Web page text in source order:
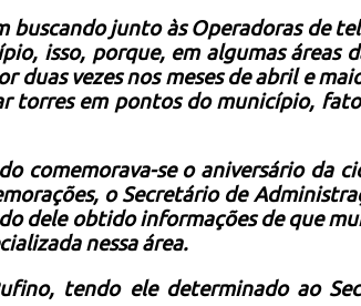
junto às Operadoras de
isso, porque, em algumas
vezes nos meses de abril e
torres em pontos do município,
comemorava-se o aniversário da
o Secretário de
dele obtido informações de que
nessa área.
tendo ele determinado ao